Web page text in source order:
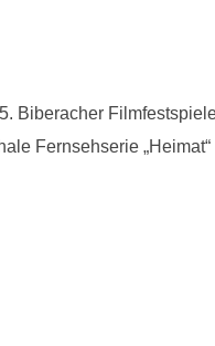
Biberacher
Fernsehserie